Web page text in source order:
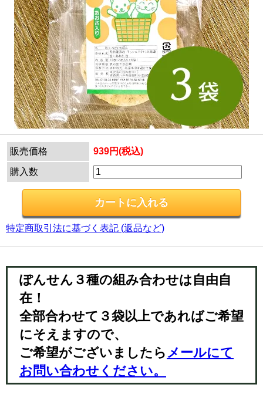
販売価格 939円(税込)
購入数
特定商取引法に基づく表記 (返品など)
ぽんせん３種の組み合わせは自由自
在！
全部合わせて３袋以上であればご希望
にそえますので、
ご希望がございましたら メールにて
お問い合わせください。